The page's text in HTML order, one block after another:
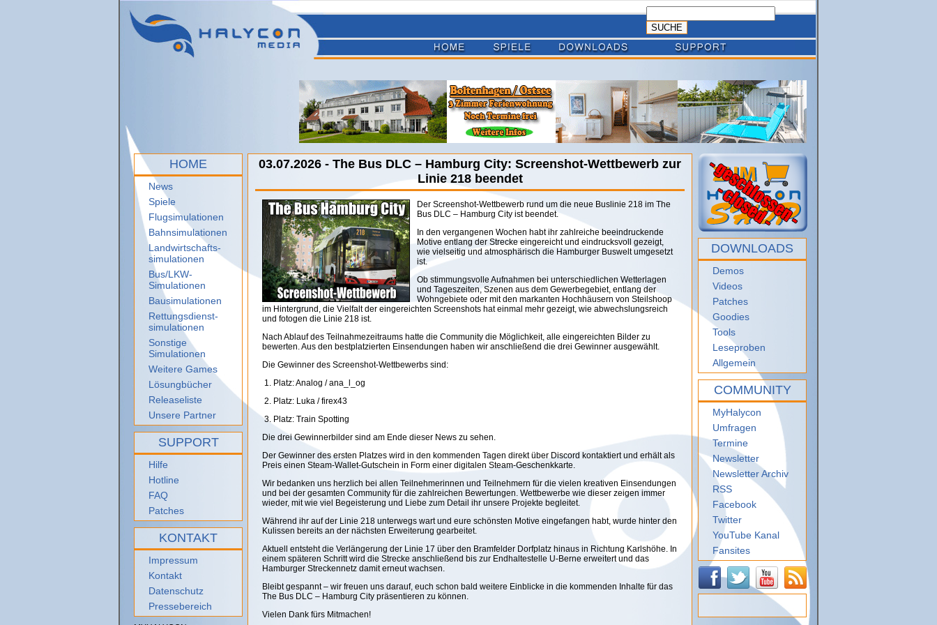
HOME
News
Spiele
Flugsimulationen
Bahnsimulationen
Landwirtschafts-
simulationen
Bus/LKW-
Simulationen
Bausimulationen
Rettungsdienst-
simulationen
Sonstige
Simulationen
Weitere Games
Lösungbücher
Releaseliste
Unsere Partner
SUPPORT
Hilfe
Hotline
FAQ
Patches
KONTAKT
Impressum
Kontakt
Datenschutz
Pressebereich
03.07.2026 - The Bus DLC – Hamburg City: Screenshot-Wettbewerb zur
Linie 218 beendet
Der Screenshot-Wettbewerb rund um die neue Buslinie 218 im The
Bus DLC – Hamburg City ist beendet.
In den vergangenen Wochen habt ihr zahlreiche beeindruckende
Motive entlang der Strecke eingereicht und eindrucksvoll gezeigt,
wie vielseitig und atmosphärisch die Hamburger Buswelt umgesetzt
ist.
Ob stimmungsvolle Aufnahmen bei unterschiedlichen Wetterlagen
und Tageszeiten, Szenen aus dem Gewerbegebiet, entlang der
Wohngebiete oder mit den markanten Hochhäusern von Steilshoop
im Hintergrund, die Vielfalt der eingereichten Screenshots hat einmal mehr gezeigt, wie abwechslungsreich
und fotogen die Linie 218 ist.
Nach Ablauf des Teilnahmezeitraums hatte die Community die Möglichkeit, alle eingereichten Bilder zu
bewerten. Aus den bestplatzierten Einsendungen haben wir anschließend die drei Gewinner ausgewählt.
Die Gewinner des Screenshot-Wettbewerbs sind:
1. Platz: Analog / ana_l_og
2. Platz: Luka / firex43
3. Platz: Train Spotting
Die drei Gewinnerbilder sind am Ende dieser News zu sehen.
Der Gewinner des ersten Platzes wird in den kommenden Tagen direkt über Discord kontaktiert und erhält als
Preis einen Steam-Wallet-Gutschein in Form einer digitalen Steam-Geschenkkarte.
Wir bedanken uns herzlich bei allen Teilnehmerinnen und Teilnehmern für die vielen kreativen Einsendungen
und bei der gesamten Community für die zahlreichen Bewertungen. Wettbewerbe wie dieser zeigen immer
wieder, mit wie viel Begeisterung und Liebe zum Detail ihr unsere Projekte begleitet.
Während ihr auf der Linie 218 unterwegs wart und eure schönsten Motive eingefangen habt, wurde hinter den
Kulissen bereits an der nächsten Erweiterung gearbeitet.
Aktuell entsteht die Verlängerung der Linie 17 über den Bramfelder Dorfplatz hinaus in Richtung Karlshöhe. In
einem späteren Schritt wird die Strecke anschließend bis zur Endhaltestelle U-Berne erweitert und das
Hamburger Streckennetz damit erneut wachsen.
Bleibt gespannt – wir freuen uns darauf, euch schon bald weitere Einblicke in die kommenden Inhalte für das
The Bus DLC – Hamburg City präsentieren zu können.
Vielen Dank fürs Mitmachen!
DOWNLOADS
Demos
Videos
Patches
Goodies
Tools
Leseproben
Allgemein
COMMUNITY
MyHalycon
Umfragen
Termine
Newsletter
Newsletter Archiv
RSS
Facebook
Twitter
YouTube Kanal
Fansites